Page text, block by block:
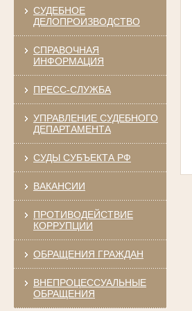
СУДЕБНОЕ
ДЕЛОПРОИЗВОДСТВО
СПРАВОЧНАЯ
ИНФОРМАЦИЯ
ПРЕСС-СЛУЖБА
УПРАВЛЕНИЕ СУДЕБНОГО
ДЕПАРТАМЕНТА
СУДЫ СУБЪЕКТА РФ
ВАКАНСИИ
ПРОТИВОДЕЙСТВИЕ
КОРРУПЦИИ
ОБРАЩЕНИЯ ГРАЖДАН
ВНЕПРОЦЕССУАЛЬНЫЕ
ОБРАЩЕНИЯ